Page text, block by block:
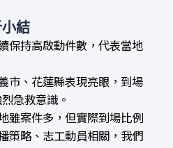
結
保持高啟動件數，代表當地
市、花蓮縣表現亮眼，到場
急救意識。
雖案件多，但實際到場比例
策略、志工動員相關，我們